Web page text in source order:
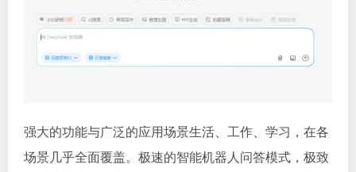
强大的功能与广泛的应用场景生活、工作、学习，在各
场景几乎全面覆盖。极速的智能机器人问答模式，极致